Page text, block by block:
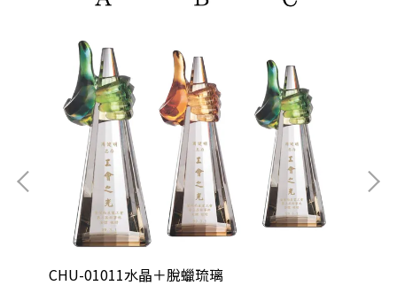
CHU-01011水晶＋脫蠟琉璃